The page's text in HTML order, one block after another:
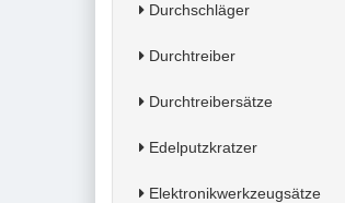
Durchschläger
Durchtreiber
Durchtreibersätze
Edelputzkratzer
Elektronikwerkzeugsätze